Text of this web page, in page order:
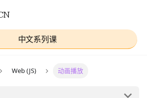
中文系列课
Web (JS) 动画播放